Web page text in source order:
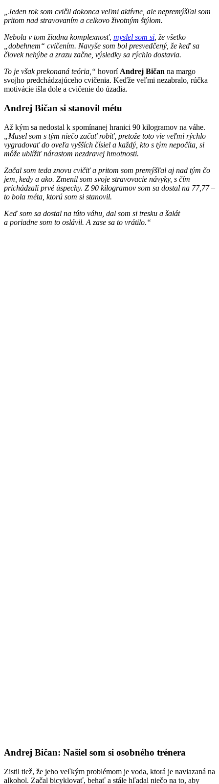
„Jeden rok som cvičil dokonca veľmi aktívne, ale nepremýšľal som
pritom nad stravovaním a celkovo životným štýlom.
Nebola v tom žiadna komplexnosť, myslel som si , že všetko
„dobehnem“ cvičením. Navyše som bol presvedčený, že keď sa
človek nehýbe a zrazu začne, výsledky sa rýchlo dostavia.
To je však prekonaná teória,“ hovorí Andrej Bičan na margo
svojho predchádzajúceho cvičenia. Keďže veľmi nezabralo, rúčka
motivácie išla dole a cvičenie do úzadia.
Andrej Bičan si stanovil métu
Až kým sa nedostal k spomínanej hranici 90 kilogramov na váhe.
„Musel som s tým niečo začať robiť, pretože toto vie veľmi rýchlo
vygradovať do oveľa vyšších čísiel a každý, kto s tým nepočíta, si
môže ublížiť nárastom nezdravej hmotnosti.
Začal som teda znovu cvičiť a pritom som premýšľal aj nad tým čo
jem, kedy a ako. Zmenil som svoje stravovacie návyky, s čím
prichádzali prvé úspechy. Z 90 kilogramov som sa dostal na 77,77 –
to bola méta, ktorú som si stanovil.
Keď som sa dostal na túto váhu, dal som si tresku a šalát
a poriadne som to oslávil. A zase sa to vrátilo.“
Andrej Bičan: Našiel som si osobného trénera
Zistil tiež, že jeho veľkým problémom je voda, ktorá je naviazaná na
alkohol. Začal bicyklovať, behať a stále hľadal niečo na to, aby